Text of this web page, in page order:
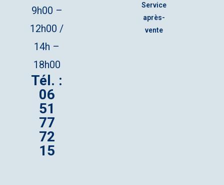
9h00 –
12h00 /
14h –
18h00
Tél. :
06
51
77
72
15
Service
après-
vente